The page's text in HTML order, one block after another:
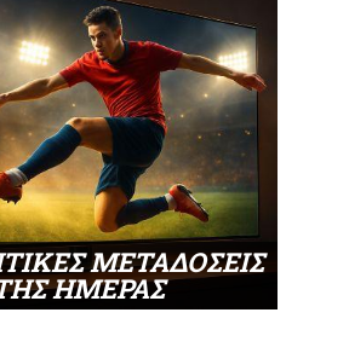
ΜΕΤΑΔΟΣΕΙΣ
ΗΜΕΡΑΣ